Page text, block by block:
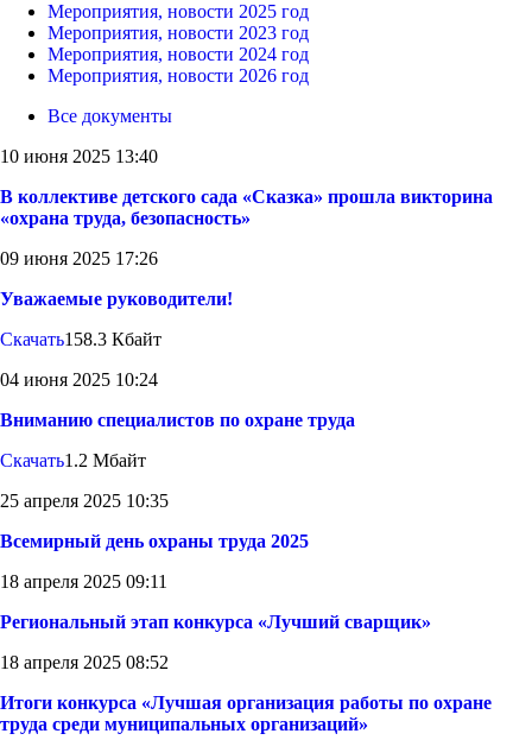
Мероприятия, новости 2025 год
Мероприятия, новости 2023 год
Мероприятия, новости 2024 год
Мероприятия, новости 2026 год
Все документы
10 июня 2025 13:40
В коллективе детского сада «Сказка» прошла викторина
«охрана труда, безопасность»
09 июня 2025 17:26
Уважаемые руководители!
Скачать158.3 Кбайт
04 июня 2025 10:24
Вниманию специалистов по охране труда
Скачать1.2 Мбайт
25 апреля 2025 10:35
Всемирный день охраны труда 2025
18 апреля 2025 09:11
Региональный этап конкурса «Лучший сварщик»
18 апреля 2025 08:52
Итоги конкурса «Лучшая организация работы по охране
труда среди муниципальных организаций»